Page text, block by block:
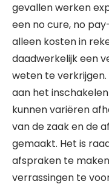
gevallen werken
een no cure, no
alleen kosten in
daadwerkelijk een
weten te
aan het
kunnen variëren
van de zaak en de
gemaakt. Het is
afspraken te
verrassingen te